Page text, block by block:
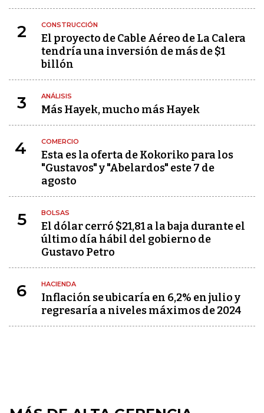
2 CONSTRUCCIÓN
El proyecto de Cable Aéreo de La Calera
tendría una inversión de más de $1
billón
3 ANÁLISIS
Más Hayek, mucho más Hayek
4 COMERCIO
Esta es la oferta de Kokoriko para los
"Gustavos" y "Abelardos" este 7 de
agosto
5 BOLSAS
El dólar cerró $21,81 a la baja durante el
último día hábil del gobierno de
Gustavo Petro
6 HACIENDA
Inflación se ubicaría en 6,2% en julio y
regresaría a niveles máximos de 2024